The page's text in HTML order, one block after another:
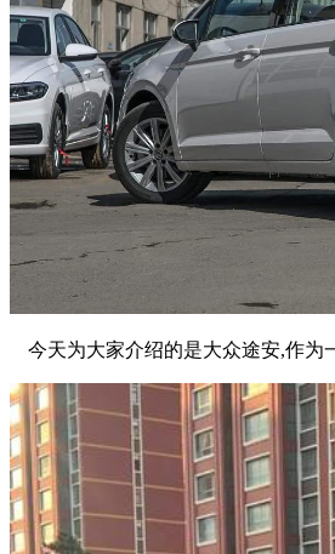
今天为大家介绍的是大众途安,作为